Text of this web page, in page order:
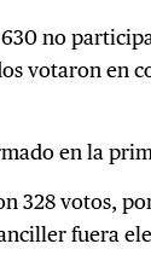
no
votaron en
en la
328 votos,
fuera